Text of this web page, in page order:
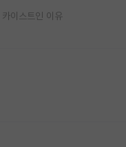
이스트인 이유